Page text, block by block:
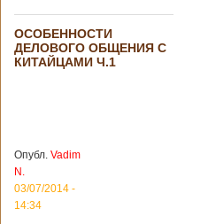
Китая. Об этом
сообщает
агентство Синьхуа,
реликвий. Площадь
участка, на
котором добывали
бирюзу, составляет
ОСОБЕННОСТИ
ДЕЛОВОГО ОБЩЕНИЯ С
КИТАЙЦАМИ Ч.1
Опубл. Vadim
N.
03/07/2014 -
14:34